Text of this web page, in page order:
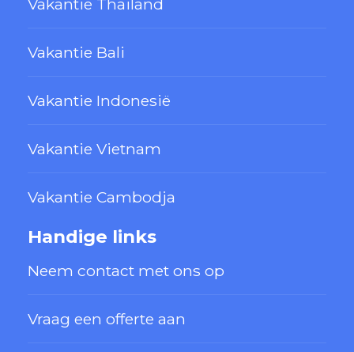
Vakantie Thailand
Vakantie Bali
Vakantie Indonesië
Vakantie Vietnam
Vakantie Cambodja
Handige links
Neem contact met ons op
Vraag een offerte aan